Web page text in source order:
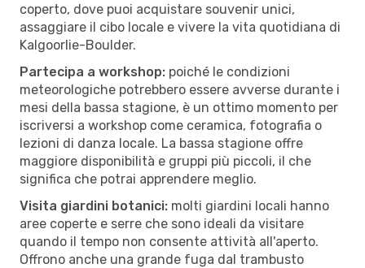
coperto, dove puoi acquistare souvenir unici,
assaggiare il cibo locale e vivere la vita quotidiana di
Kalgoorlie-Boulder.
Partecipa a workshop: poiché le condizioni
meteorologiche potrebbero essere avverse durante i
mesi della bassa stagione, è un ottimo momento per
iscriversi a workshop come ceramica, fotografia o
lezioni di danza locale. La bassa stagione offre
maggiore disponibilità e gruppi più piccoli, il che
significa che potrai apprendere meglio.
Visita giardini botanici: molti giardini locali hanno
aree coperte e serre che sono ideali da visitare
quando il tempo non consente attività all'aperto.
Offrono anche una grande fuga dal trambusto